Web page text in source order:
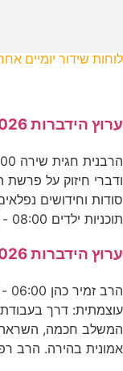
לוחות שידור יומיים
ערוץ הידברות 07-08-2026
סודות וחידושים
תוכניות ילדים 08:00 - 09:00
ערוץ הידברות 06-08-2026
עוצמתית: דרך
המשלב חכמה, השראה
אמונית בהירה. הרב רפאל